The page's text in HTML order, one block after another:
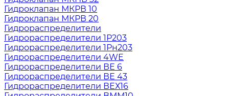
Гидроклапан МКРВ 10
Гидроклапан МКРВ 20
Гидрораспределители
Гидрораспределители 1Р203
Гидрораспределители 1Рн203
Гидрораспределители 4WE
Гидрораспределители ВЕ 6
Гидрораспределители ВЕ 43
Гидрораспределители ВЕХ16